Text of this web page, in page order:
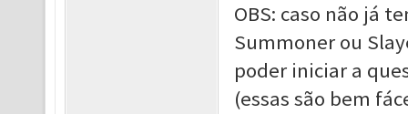
OBS: caso não já
Summoner ou
poder iniciar a
(essas são bem